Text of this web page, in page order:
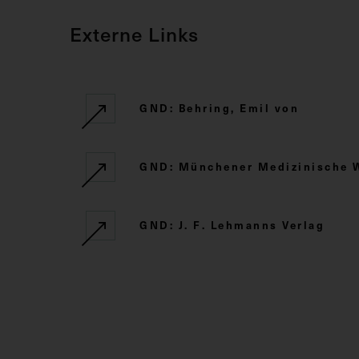
Externe Links
GND: Behring, Emil von
GND: Münchener Medizinische
GND: J. F. Lehmanns Verlag